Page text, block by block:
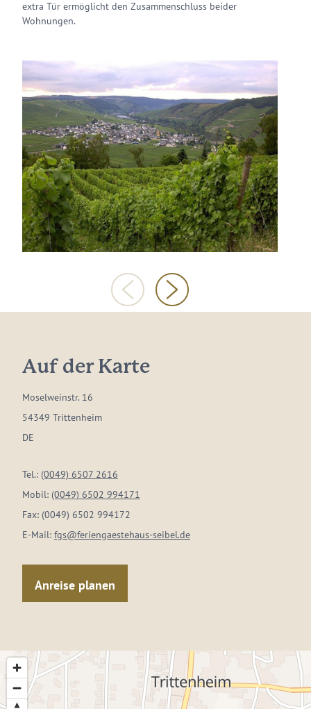
extra Tür ermöglicht den Zusammenschluss beider
Wohnungen.
Auf der Karte
Moselweinstr. 16
54349 Trittenheim
DE
Tel.: (0049) 6507 2616
Mobil: (0049) 6502 994171
Fax: (0049) 6502 994172
E-Mail: fgs@feriengaestehaus-seibel.de
Anreise planen